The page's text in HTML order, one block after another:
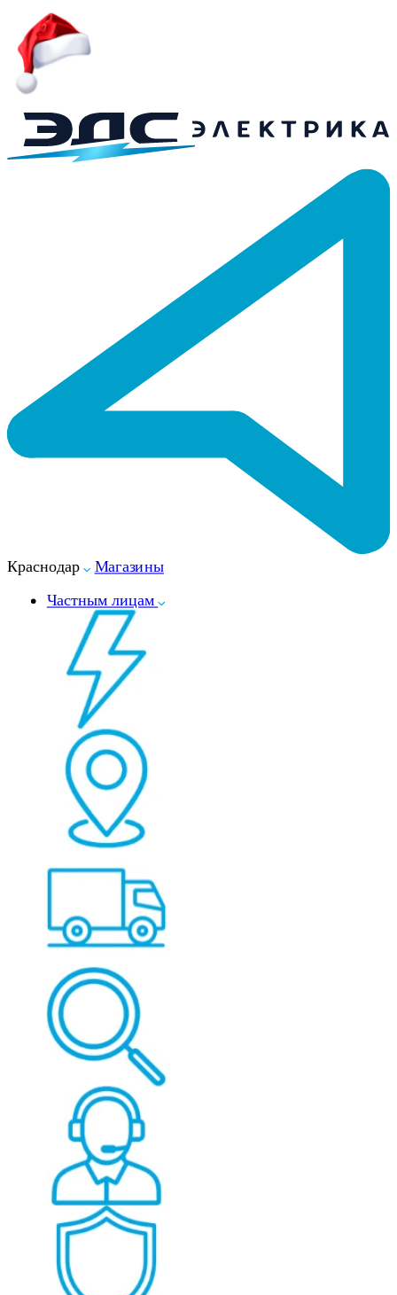
Краснодар
Магазины
Частным лицам